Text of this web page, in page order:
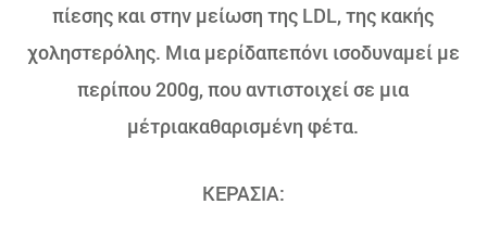
πίεσης και στην μείωση της LDL, της κακής
χοληστερόλης. Μια μερίδαπεπόνι ισοδυναμεί με
περίπου 200g, που αντιστοιχεί σε μια
μέτριακαθαρισμένη φέτα.
ΚΕΡΑΣΙΑ: